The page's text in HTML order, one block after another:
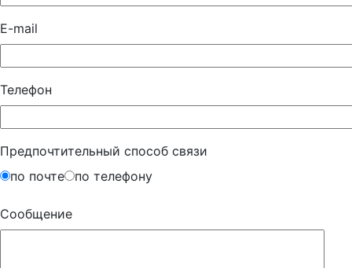
E-mail
Телефон
Предпочтительный способ связи
по почте
по телефону
Сообщение